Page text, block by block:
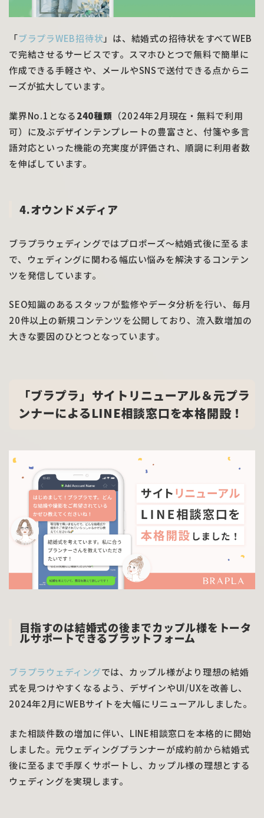
「ブラプラWEB招待状」は、結婚式の招待状をすべてWEB
で完結させるサービスです。スマホひとつで無料で簡単に
作成できる手軽さや、メールやSNSで送付できる点からニ
ーズが拡大しています。
業界No.1となる240種類 （2024年2月現在・無料で利用
可）に及ぶデザインテンプレートの豊富さと、付箋や多言
語対応といった機能の充実度が評価され、順調に利用者数
を伸ばしています。
4.オウンドメディア
ブラプラウェディングではプロポーズ〜結婚式後に至るま
で、ウェディングに関わる幅広い悩みを解決するコンテン
ツを発信しています。
SEO知識のあるスタッフが監修やデータ分析を行い、毎月
20件以上の新規コンテンツを公開しており、流入数増加の
大きな要因のひとつとなっています。
「ブラプラ」サイトリニューアル＆元プラ
ンナーによるLINE相談窓口を本格開設！
目指すのは結婚式の後までカップル様をトータ
ルサポートできるプラットフォーム
ブラプラウェディングでは、カップル様がより理想の結婚
式を見つけやすくなるよう、デザインやUI/UXを改善し、
2024年2月にWEBサイトを大幅にリニューアルしました。
また相談件数の増加に伴い、LINE相談窓口を本格的に開始
しました。元ウェディングプランナーが成約前から結婚式
後に至るまで手厚くサポートし、カップル様の理想とする
ウェディングを実現します。